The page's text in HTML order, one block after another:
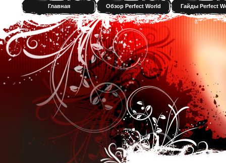
Главная Обзор Perfect World Гайды Perfect